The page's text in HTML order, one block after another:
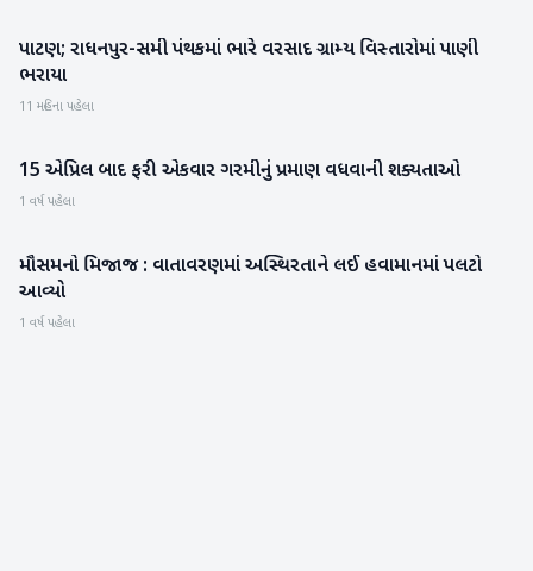
પાટણ
પાટણ; રાધનપુર-સમી પંથકમાં ભારે વરસાદ ગ્રામ્ય વિસ્તારોમાં પાણી
ભરાયા
11 મહિના પહેલા
બનાસકાંઠા
15 એપ્રિલ બાદ ફરી એકવાર ગરમીનું પ્રમાણ વધવાની શક્યતાઓ
1 વર્ષ પહેલા
બનાસકાંઠા
મૌસમનો મિજાજ : વાતાવરણમાં અસ્થિરતાને લઈ હવામાનમાં પલટો
આવ્યો
1 વર્ષ પહેલા